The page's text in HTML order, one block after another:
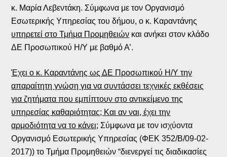
κ. Μαρία Λεβεντάκη. Σύμφωνα με τον Οργανισμό
Εσωτερικής Υπηρεσίας του δήμου, ο κ. Καραντάνης
υπηρετεί στο Τμήμα Προμηθειών και ανήκει στον κλάδο
ΔΕ Προσωπικού Η/Υ με βαθμό Α’.
Έχει ο κ. Καραντάνης ως ΔΕ Προσωπικού Η/Υ την
απαραίτητη γνώση για να συντάσσει τεχνικές εκθέσεις
για ζητήματα που εμπίπτουν στο αντικείμενο της
υπηρεσίας καθαριότητας; Και αν ναι, έχει την
αρμοδιότητα να το κάνει; Σύμφωνα με τον ισχύοντα
Οργανισμό Εσωτερικής Υπηρεσίας (ΦΕΚ 352/Β/09-02-
2017)) το Τμήμα Προμηθειών “διενεργεί τις διαδικασίες